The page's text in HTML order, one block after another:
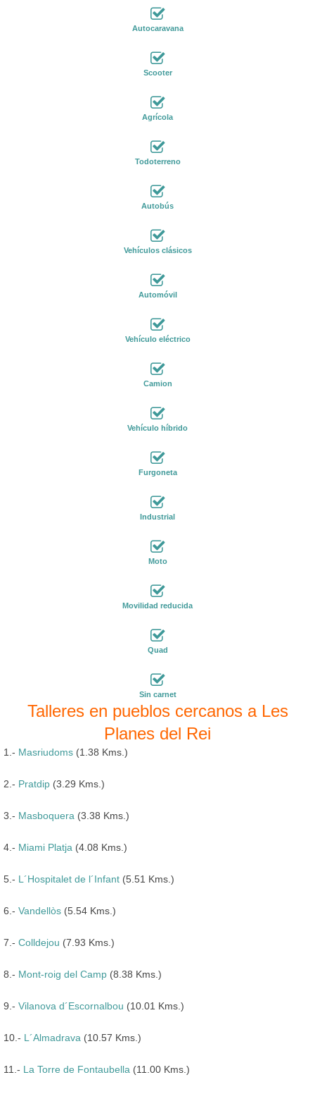
Autocaravana
Scooter
Agrícola
Todoterreno
Autobús
Vehículos clásicos
Automóvil
Vehículo eléctrico
Camion
Vehículo híbrido
Furgoneta
Industrial
Moto
Movilidad reducida
Quad
Sin carnet
Talleres en pueblos cercanos a Les
Planes del Rei
1.- Masriudoms (1.38 Kms.)
2.- Pratdip (3.29 Kms.)
3.- Masboquera (3.38 Kms.)
4.- Miami Platja (4.08 Kms.)
5.- L´Hospitalet de l´Infant (5.51 Kms.)
6.- Vandellòs (5.54 Kms.)
7.- Colldejou (7.93 Kms.)
8.- Mont-roig del Camp (8.38 Kms.)
9.- Vilanova d´Escornalbou (10.01 Kms.)
10.- L´Almadrava (10.57 Kms.)
11.- La Torre de Fontaubella (11.00 Kms.)